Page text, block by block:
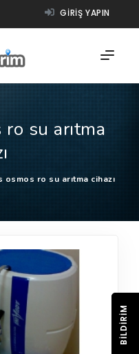
GIRIŞ YAPIN
su arıtma
osmos ro su arıtma cihazı
BILDIRIM